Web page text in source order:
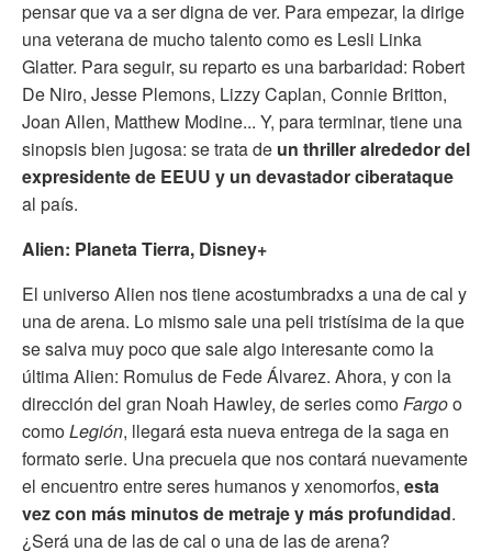
pensar que va a ser digna de ver. Para empezar, la dirige
una veterana de mucho talento como es Lesli Linka
Glatter. Para seguir, su reparto es una barbaridad: Robert
De Niro, Jesse Plemons, Lizzy Caplan, Connie Britton,
Joan Allen, Matthew Modine... Y, para terminar, tiene una
sinopsis bien jugosa: se trata de un thriller alrededor del
expresidente de EEUU y un devastador ciberataque
al país.
Alien: Planeta Tierra, Disney+
El universo Alien nos tiene acostumbradxs a una de cal y
una de arena. Lo mismo sale una peli tristísima de la que
se salva muy poco que sale algo interesante como la
última Alien: Romulus de Fede Álvarez. Ahora, y con la
dirección del gran Noah Hawley, de series comoFargoo
comoLegión, llegará esta nueva entrega de la saga en
formato serie. Una precuela que nos contará nuevamente
el encuentro entre seres humanos y xenomorfos, esta
vez con más minutos de metraje y más profundidad.
¿Será una de las de cal o una de las de arena?